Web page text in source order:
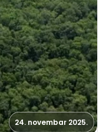
24. novembar 2025.